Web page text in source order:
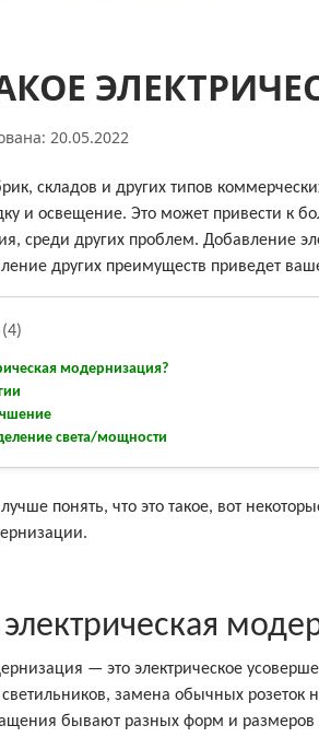
20.05.2022
складов и других типов
и освещение. Это может привести к
среди других проблем. Добавление
других преимуществ приведет
(4)
модернизация?
света/мощности
понять, что это такое, вот
электрическая
— это электрическое
замена обычных розеток
бывают разных форм и размеров